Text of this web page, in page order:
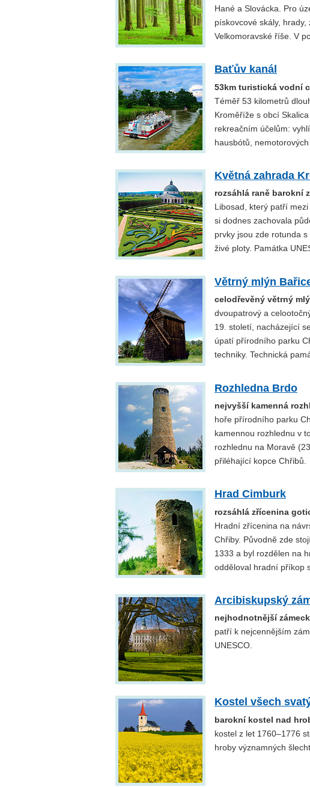
Hané a Slovácka. Pro
pískovcové skály,
Velkomoravské říše. V
Baťův kanál
53km turistická vodní
Téměř 53 kilometrů
Kroměříže s obcí
rekreačním účelům:
hausbótů,
Květná zahrada
rozsáhlá raně barokní
Libosad, který patří
si dodnes zachovala
prvky jsou zde rotunda
živé ploty. Památka
Větrný mlýn
celodřevěný větrný
dvoupatrový a
19. století, nacházející
úpatí přírodního parku
techniky. Technická
Rozhledna Brdo
nejvyšší kamenná
hoře přírodního parku
kamennou rozhlednu v
rozhlednu na Moravě
přiléhající kopce Chřibů.
Hrad Cimburk
rozsáhlá zřícenina
Hradní zřícenina na
Chřiby. Původně zde
1333 a byl rozdělen na
odděloval hradní příkop
Arcibiskupský
nejhodnotnější
patří k nejcennějším
UNESCO.
Kostel všech
barokní kostel nad
kostel z let 1760–1776
hroby významných